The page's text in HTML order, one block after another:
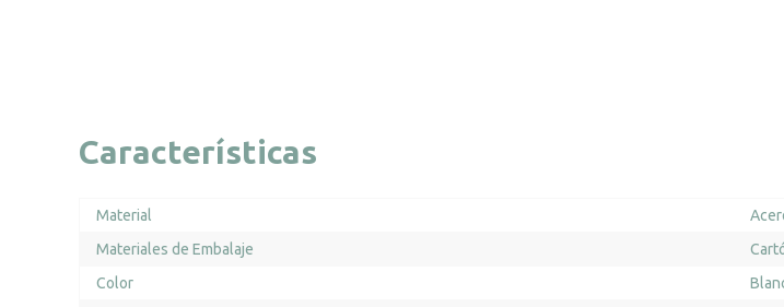
Características
Material
Materiales de Embalaje
Color